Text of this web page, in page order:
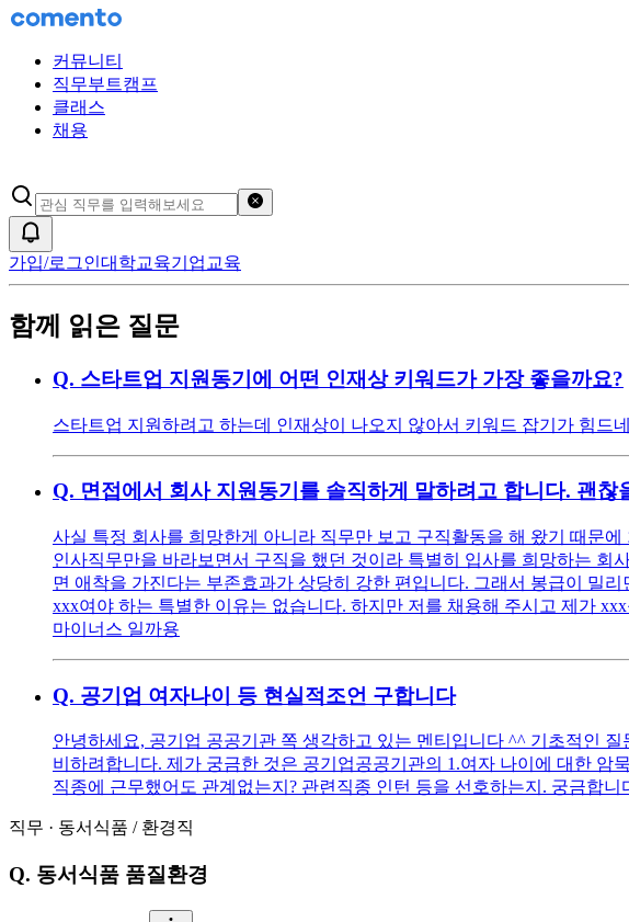
커뮤니티
직무부트캠프
클래스
채용
가입/로그인대학교육기업교육
함께 읽은 질문
Q. 스타트업 지원동기에 어떤 인재상 키워드가 가장 좋을까요?
스타트업 지원하려고 하는데 인재상이 나오지 않아서 키워드 잡기가 힘
Q. 면접에서 회사 지원동기를 솔직하게 말하려고 합니다. 괜찮
사실 특정 회사를 희망한게 아니라 직무만 보고 구직활동을 해 왔기 때문
인사직무만을 바라보면서 구직을 했던 것이라 특별히 입사를 희망하는 회
면 애착을 가진다는 부존효과가 상당히 강한 편입니다. 그래서 봉급이 밀
xxx여야 하는 특별한 이유는 없습니다. 하지만 저를 채용해 주시고 제가
마이너스 일까용
Q. 공기업 여자나이 등 현실적조언 구합니다
안녕하세요, 공기업 공공기관 쪽 생각하고 있는 멘티입니다 ^^ 기초적인
비하려합니다. 제가 궁금한 것은 공기업공공기관의 1.여자 나이에 대한
직종에 근무했어도 관계없는지? 관련직종 인턴 등을 선호하는지. 궁금합
직무 · 동서식품 / 환경직
Q. 동서식품 품질환경